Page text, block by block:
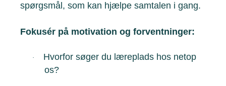
spørgsmål, som kan hjælpe samtalen i gang.
Fokusér på motivation og forventninger:
·
Hvorfor søger du læreplads hos netop
os?